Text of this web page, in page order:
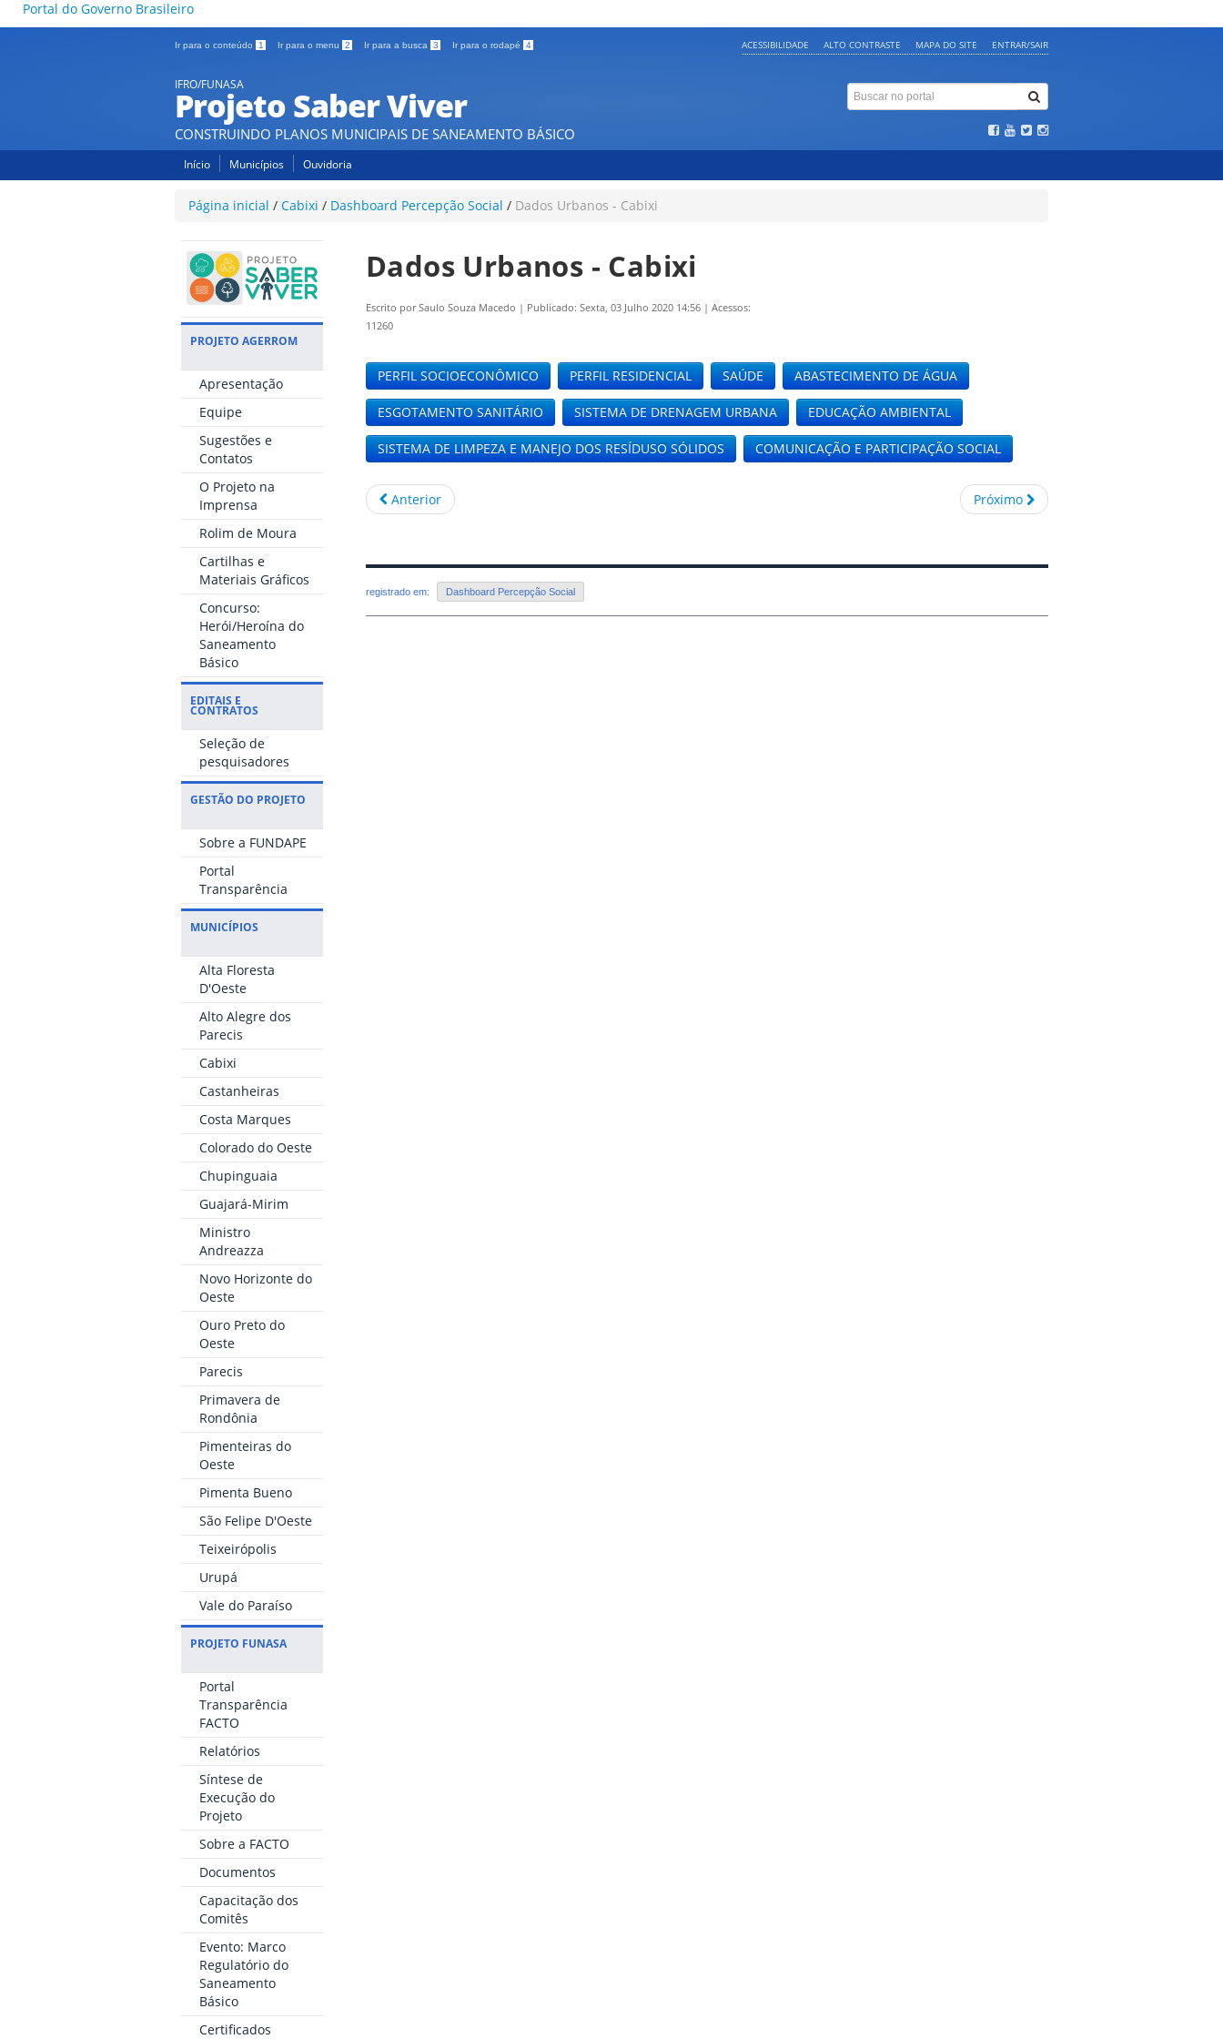
Portal do Governo Brasileiro
Ir para o conteúdo 1 Ir para o menu 2 Ir para a busca 3 Ir para o rodapé 4 ACESSIBILIDADE ALTO CONTRASTE MAPA DO SITE ENTRAR/SAIR
IFRO/FUNASA
Projeto Saber Viver
CONSTRUINDO PLANOS MUNICIPAIS DE SANEAMENTO BÁSICO
Início Municípios Ouvidoria
Página inicial / Cabixi / Dashboard Percepção Social / Dados Urbanos - Cabixi
PROJETO AGERROM
Apresentação
Equipe
Sugestões e
Contatos
O Projeto na
Imprensa
Rolim de Moura
Cartilhas e
Materiais Gráficos
Concurso:
Herói/Heroína do
Saneamento
Básico
EDITAIS E
CONTRATOS
Seleção de
pesquisadores
GESTÃO DO PROJETO
Sobre a FUNDAPE
Portal
Transparência
MUNICÍPIOS
Alta Floresta
D'Oeste
Alto Alegre dos
Parecis
Cabixi
Castanheiras
Costa Marques
Colorado do Oeste
Chupinguaia
Guajará-Mirim
Ministro
Andreazza
Novo Horizonte do
Oeste
Ouro Preto do
Oeste
Parecis
Primavera de
Rondônia
Pimenteiras do
Oeste
Pimenta Bueno
São Felipe D'Oeste
Teixeirópolis
Urupá
Vale do Paraíso
PROJETO FUNASA
Portal
Transparência
FACTO
Relatórios
Síntese de
Execução do
Projeto
Sobre a FACTO
Documentos
Capacitação dos
Comitês
Evento: Marco
Regulatório do
Saneamento
Básico
Certificados
Dados Urbanos - Cabixi
Escrito porSaulo Souza Macedo | Publicado: Sexta, 03 Julho 2020 14:56 | Acessos:
11260
PERFIL SOCIOECONÔMICO PERFIL RESIDENCIAL SAÚDE ABASTECIMENTO DE ÁGUA
ESGOTAMENTO SANITÁRIO SISTEMA DE DRENAGEM URBANA EDUCAÇÃO AMBIENTAL
SISTEMA DE LIMPEZA E MANEJO DOS RESÍDUSO SÓLIDOS COMUNICAÇÃO E PARTICIPAÇÃO SOCIAL
Anterior Próximo
registrado em: Dashboard Percepção Social